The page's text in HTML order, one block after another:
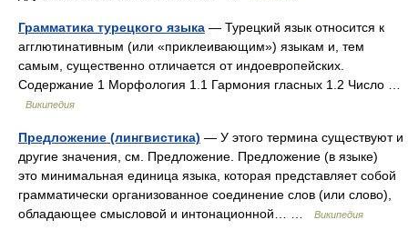
Грамматика турецкого языка — Турецкий язык относится к
агглютинативным (или «приклеивающим») языкам и, тем
самым, существенно отличается от индоевропейских.
Содержание 1 Морфология 1.1 Гармония гласных 1.2 Число …
Википедия
Предложение (лингвистика) — У этого термина существуют и
другие значения, см. Предложение. Предложение (в языке)
это минимальная единица языка, которая представляет собой
грамматически организованное соединение слов (или слово),
обладающее смысловой и интонационной… …
Википедия